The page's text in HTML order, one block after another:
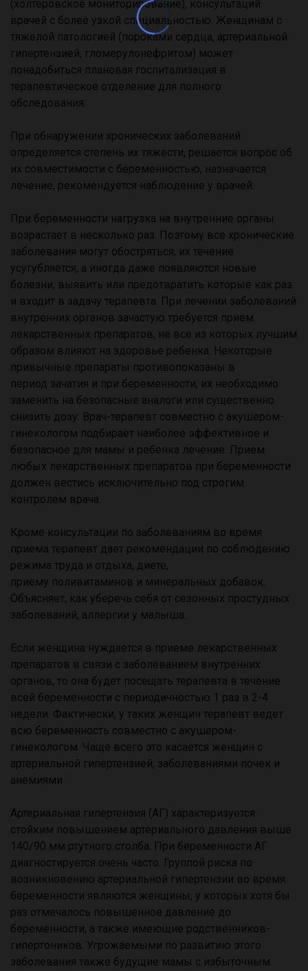
(холтеровское мониторирование), консультаций
врачей с более узкой специальностью. Женщинам с
тяжелой патологией (пороками сердца, артериальной
гипертензией, гломерулонефритом) может
понадобиться плановая госпитализация в
терапевтическое отделение для полного
обследования.
При обнаружении хронических заболеваний
определяется степень их тяжести, решается вопрос об
их совместимости с беременностью, назначается
лечение, рекомендуется наблюдение у врачей.
При беременности нагрузка на внутренние органы
возрастает в несколько раз. Поэтому все хронические
заболевания могут обостряться, их течение
усугубляется, а иногда даже появляются новые
болезни, выявить или предотвратить которые как раз
и входит в задачу терапевта. При лечении заболеваний
внутренних органов зачастую требуется прием
лекарственных препаратов, не все из которых лучшим
образом влияют на здоровье ребенка. Некоторые
привычные препараты противопоказаны в
период зачатия и при беременности, их необходимо
заменить на безопасные аналоги или существенно
снизить дозу. Врач-терапевт совместно с акушером-
гинекологом подбирает наиболее эффективное и
безопасное для мамы и ребенка лечение. Прием
любых лекарственных препаратов при беременности
должен вестись исключительно под строгим
контролем врача.
Кроме консультации по заболеваниям во время
приема терапевт дает рекомендации по соблюдению
режима труда и отдыха, диете,
приему поливитаминов и минеральных добавок.
Объясняет, как уберечь себя от сезонных простудных
заболеваний, аллергии у малыша.
Если женщина нуждается в приеме лекарственных
препаратов в связи с заболеванием внутренних
органов, то она будет посещать терапевта в течение
всей беременности с периодичностью 1 раз в 2-4
недели. Фактически, у таких женщин терапевт ведет
всю беременность совместно с акушером-
гинекологом. Чаще всего это касается женщин с
артериальной гипертензией, заболеваниями почек и
анемиями .
Артериальная гипертензия (АГ) характеризуется
стойким повышением артериального давления выше
140/90 мм ртутного столба. При беременности АГ
диагностируется очень часто. Группой риска по
возникновению артериальной гипертензии во время
беременности являются женщины, у которых хотя бы
раз отмечалось повышенное давление до
беременности, а также имеющие родственников-
гипертоников. Угрожаемыми по развитию этого
заболевания также будущие мамы с избыточным